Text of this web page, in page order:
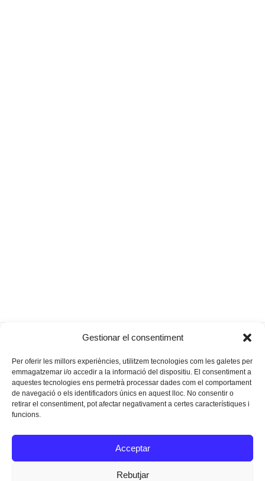
Gestionar el consentiment
Per oferir les millors experiències, utilitzem tecnologies com les galetes per
emmagatzemar i/o accedir a la informació del dispositiu. El consentiment a
aquestes tecnologies ens permetrà processar dades com el comportament
de navegació o els identificadors únics en aquest lloc. No consentir o
retirar el consentiment, pot afectar negativament a certes característiques i
funcions.
Acceptar
Rebutjar
next
de la increença
Instagram
Facebook
Twitter
Texts Legals